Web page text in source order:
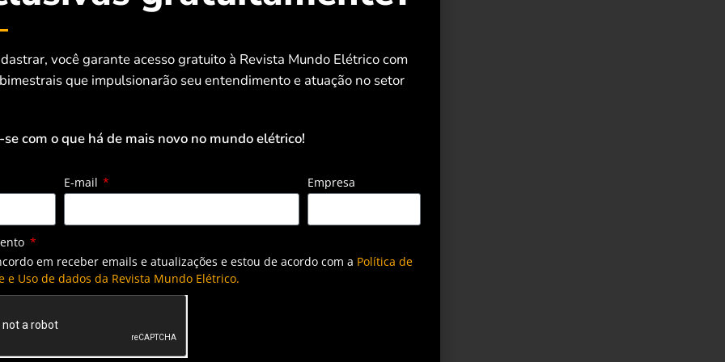
de eficiência. Isso é especialmente relevante em
significativo.
como residências e fazendas, até grandes usinas
já que minimiza perdas por sujeira. Além de reduzir
também contribui para uma maior vida útil dos
e inovação do Brasil, conta com uma estação
os à produção de energia em tempo real,
“Com base nesses dados, os algoritmos de
você garante acesso gratuito à Revista Mundo Elétrico com
que impulsionarão seu entendimento e atuação no setor
se com o que há de mais novo no mundo elétrico!
E-mail Empresa
em receber emails e atualizações e estou de acordo com a Política de
e Uso de dados da Revista Mundo Elétrico.